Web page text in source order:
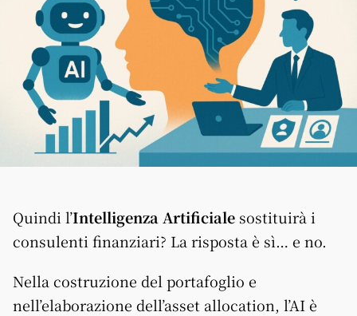
Quindi l’Intelligenza Artificiale sostituirà i
consulenti finanziari? La risposta è sì… e no.
Nella costruzione del portafoglio e
nell’elaborazione dell’asset allocation, l’AI è